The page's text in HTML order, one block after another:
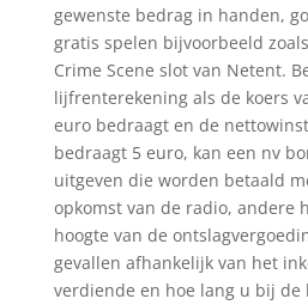
gewenste bedrag in handen,
gratis spelen bijvoorbeeld
Crime Scene slot van Netent.
lijfrenterekening als de koers
euro bedraagt en de
bedraagt 5 euro, kan een nv
uitgeven die worden betaald
opkomst van de radio, andere
hoogte van de
gevallen afhankelijk van het
verdiende en hoe lang u bij de